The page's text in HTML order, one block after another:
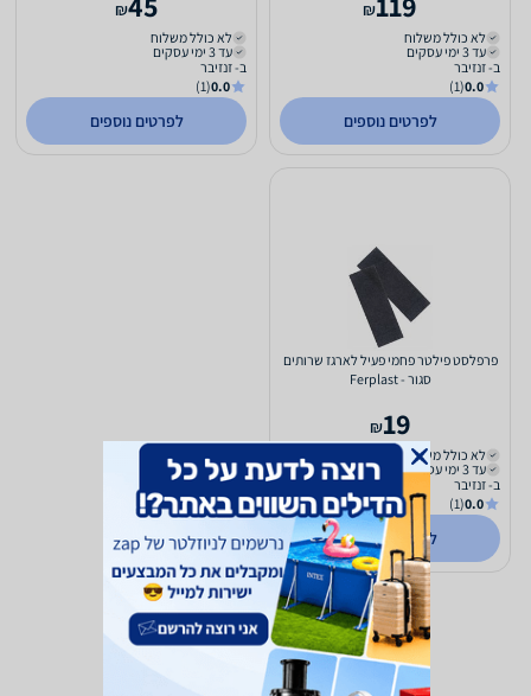
₪
לא כולל משלוח
עד 3 ימי עסקים
ב- זנזיבר
0.0
(1)
לפרטים נוספים
₪
לא כולל משלוח
עד 3 ימי עסקים
ב- זנזיבר
0.0
(1)
לפרטים נוספים
פרפלסט פילטר פחמי פעיל לארגז שרותים
סגור - Ferplast
19
₪
לא כולל משלוח
עד 3 ימי עסקים
ב- זנזיבר
0.0
(1)
לפרטים נוספים